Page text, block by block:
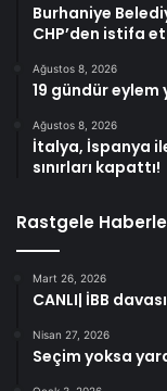
Burhaniye
CHP’den istifa
Ağustos 8, 2026
19 gündür eylem
Ağustos 8, 2026
İtalya, İspanya
sınırları kapattı!
Rastgele
Mart 26, 2026
CANLI| İBB
Nisan 27, 2026
Seçim yoksa